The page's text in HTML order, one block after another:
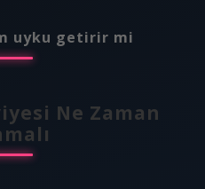
uyku getirir mi
Ne Zaman